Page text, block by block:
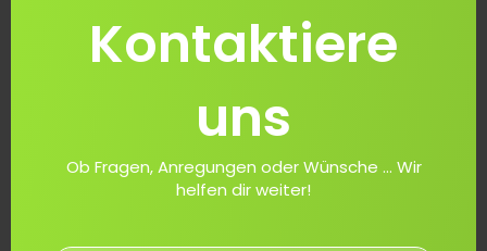
Kontaktiere
uns
Ob Fragen, Anregungen oder Wünsche ... Wir
helfen dir weiter!